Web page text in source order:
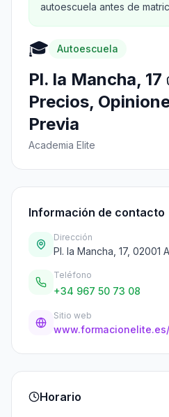
autoescuela antes de
🎓 Autoescuela
Pl. la Mancha,
Precios,
Previa
Academia Elite
Información de contacto
Dirección
Pl. la Mancha, 17, 02001
Teléfono
+34 967 50 73 08
Sitio web
www.formacionelite.es/
Horario